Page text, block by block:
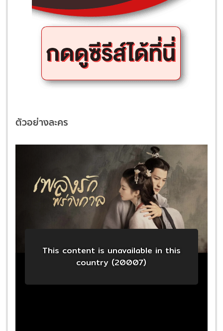
ตัวอย่างละคร